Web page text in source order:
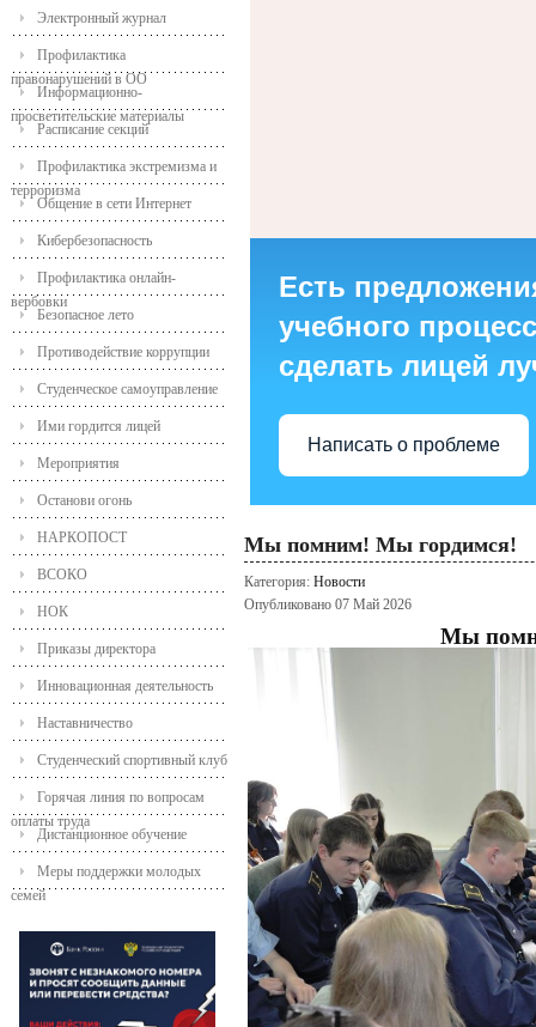
Электронный журнал
Профилактика
правонарушений в ОО
Информационно-
просветительские материалы
Расписание секций
Профилактика экстремизма и
терроризма
Общение в сети Интернет
Кибербезопасность
Профилактика онлайн-
вербовки
Безопасное лето
Противодействие коррупции
Студенческое самоуправление
Ими гордится лицей
Мероприятия
Останови огонь
НАРКОПОСТ
ВСОКО
НОК
Приказы директора
Инновационная деятельность
Наставничество
Студенческий спортивный клуб
Горячая линия по вопросам
оплаты труда
Дистанционное обучение
Меры поддержки молодых
семей
Есть
учебного
сделать лицей
Написать о проблеме
Мы помним! Мы гордимся!
Категория: Новости
Опубликовано 07 Май 2026
Мы